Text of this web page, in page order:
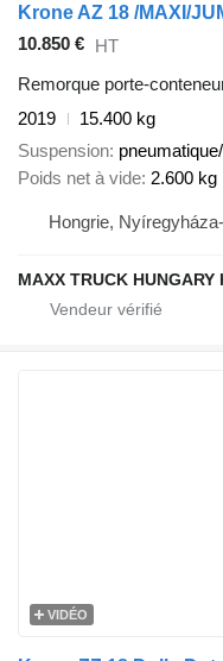
Krone AZ 18 /MAXI/
10.850 € HT
Remorque porte-
2019
15.400 kg
Suspension
Poids net à vide 2.600 kg
Hongrie,
MAXX TRUCK HUNGARY
VIDÉO